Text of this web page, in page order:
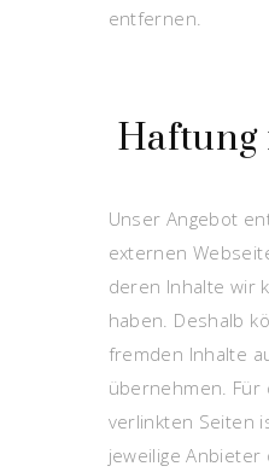
entfernen.
Unser Angebot
externen
deren Inhalte wir
haben. Deshalb
fremden Inhalte
übernehmen. Für
verlinkten Seiten
jeweilige